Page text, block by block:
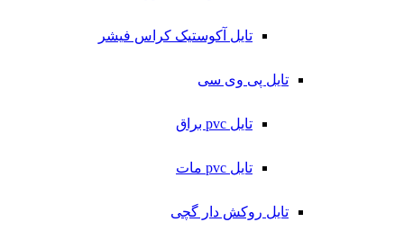
تایل آکوستیک کراس فیشر
تایل پی وی سی
تایل pvc براق
تایل pvc مات
تایل روکش دار گچی